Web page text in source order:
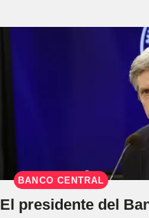
BANCO CENTRAL
El presidente del